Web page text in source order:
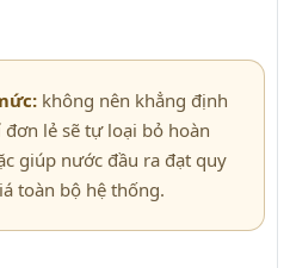
không nên khẳng định
lẻ sẽ tự loại bỏ hoàn
giúp nước đầu ra đạt quy
toàn bộ hệ thống.